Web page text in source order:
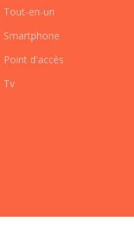
Tout-en-un
Smartphone
Point d'accès
Tv